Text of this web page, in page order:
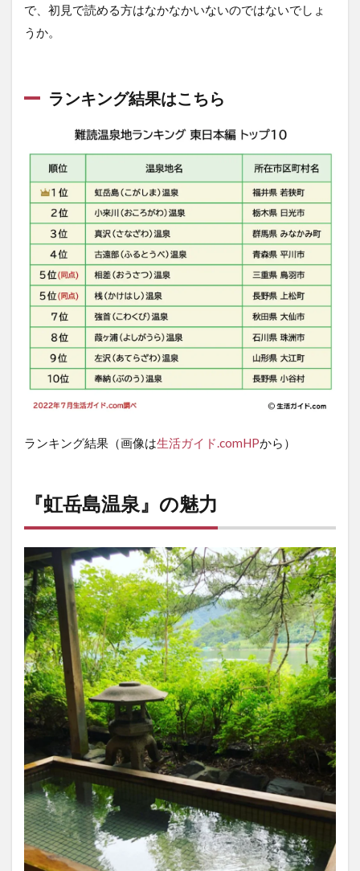
で、初見で読める方はなかなかいないのではないでしょ
うか。
ランキング結果はこちら
ランキング結果（画像は生活ガイド.comHPから）
『虹岳島温泉』の魅力